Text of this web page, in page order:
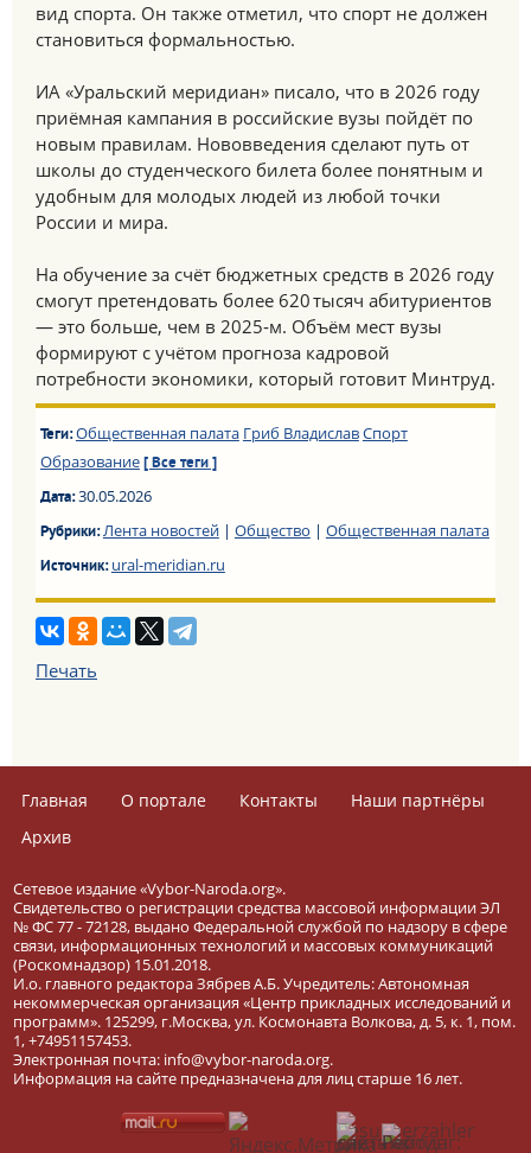
вид спорта. Он также отметил, что спорт не должен
становиться формальностью.
ИА «Уральский меридиан» писало, что в 2026 году
приёмная кампания в российские вузы пойдёт по
новым правилам. Нововведения сделают путь от
школы до студенческого билета более понятным и
удобным для молодых людей из любой точки
России и мира.
На обучение за счёт бюджетных средств в 2026 году
смогут претендовать более 620 тысяч абитуриентов
— это больше, чем в 2025‑м. Объём мест вузы
формируют с учётом прогноза кадровой
потребности экономики, который готовит Минтруд.
Теги:Общественная палата Гриб ВладиславСпорт
Образование [ Все теги ]
Дата:30.05.2026
Рубрики:Лента новостей| Общество | Общественная палата
Источник:ural-meridian.ru
Печать
Главная О портале Контакты
Наши партнёры
Архив
Сетевое издание «Vybor-Naroda.org».
Свидетельство о регистрации средства массовой информации ЭЛ
№ ФС 77 - 72128, выдано Федеральной службой по надзору в сфере
связи, информационных технологий и массовых коммуникаций
(Роскомнадзор) 15.01.2018.
И.о. главного редактора Зябрев А.Б. Учредитель: Автономная
некоммерческая организация «Центр прикладных исследований и
программ». 125299, г.Москва, ул. Космонавта Волкова, д. 5, к. 1, пом.
1, +74951157453.
Электронная почта: info@vybor-naroda.org.
Информация на сайте предназначена для лиц старше 16 лет.